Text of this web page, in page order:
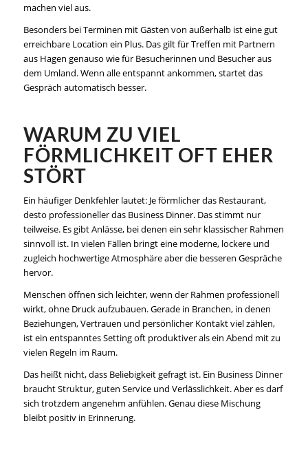
machen viel aus.
Besonders bei Terminen mit Gästen von außerhalb ist eine gut
erreichbare Location ein Plus. Das gilt für Treffen mit Partnern
aus Hagen genauso wie für Besucherinnen und Besucher aus
dem Umland. Wenn alle entspannt ankommen, startet das
Gespräch automatisch besser.
WARUM ZU VIEL
FÖRMLICHKEIT OFT EHER
STÖRT
Ein häufiger Denkfehler lautet: Je förmlicher das Restaurant,
desto professioneller das Business Dinner. Das stimmt nur
teilweise. Es gibt Anlässe, bei denen ein sehr klassischer Rahmen
sinnvoll ist. In vielen Fällen bringt eine moderne, lockere und
zugleich hochwertige Atmosphäre aber die besseren Gespräche
hervor.
Menschen öffnen sich leichter, wenn der Rahmen professionell
wirkt, ohne Druck aufzubauen. Gerade in Branchen, in denen
Beziehungen, Vertrauen und persönlicher Kontakt viel zählen,
ist ein entspanntes Setting oft produktiver als ein Abend mit zu
vielen Regeln im Raum.
Das heißt nicht, dass Beliebigkeit gefragt ist. Ein Business Dinner
braucht Struktur, guten Service und Verlässlichkeit. Aber es darf
sich trotzdem angenehm anfühlen. Genau diese Mischung
bleibt positiv in Erinnerung.